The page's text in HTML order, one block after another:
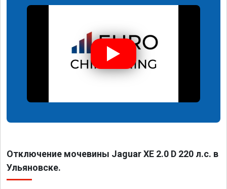
Отключение мочевины Jaguar XE 2.0 D 220 л.с. в
Ульяновске.